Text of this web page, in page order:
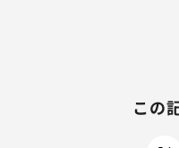
この